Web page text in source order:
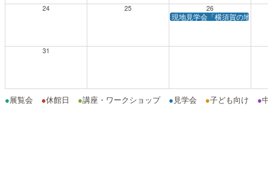
24 25 26
現地見学会「横須賀の地形
31
●展覧会 ●休館日 ●講座・ワークショップ ● 見学会 ●子ども向け ●